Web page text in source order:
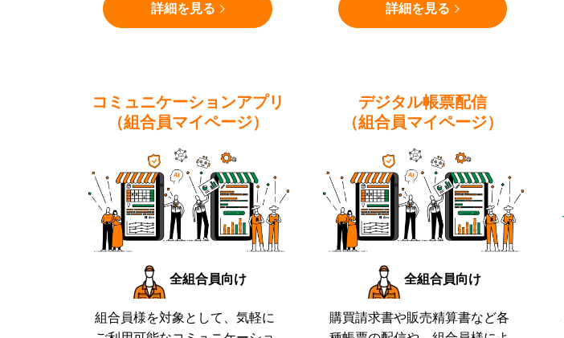
詳細を見る 詳細を見る
コミュニケーションアプリ
（組合員マイページ）
全組合員向け
組合員様を対象として、気軽に
デジタル帳票配信
（組合員マイページ）
全組合員向け
購買請求書や販売精算書など各